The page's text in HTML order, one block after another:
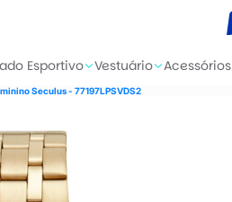
Esportivo Vestuário Acessórios
Seculus - 77197LPSVDS2